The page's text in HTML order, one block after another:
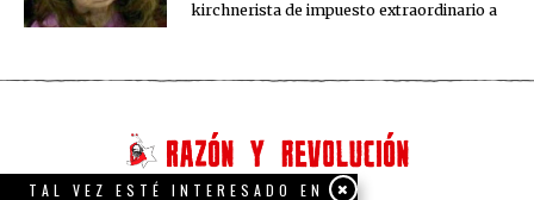
kirchnerista de impuesto extraordinario a
TAL VEZ ESTÉ INTERESADO EN